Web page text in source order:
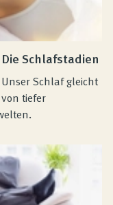
Schlafstadien
Schlaf gleicht
tiefer